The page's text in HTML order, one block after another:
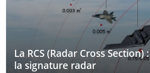
La RCS (Radar Cross
la signature radar